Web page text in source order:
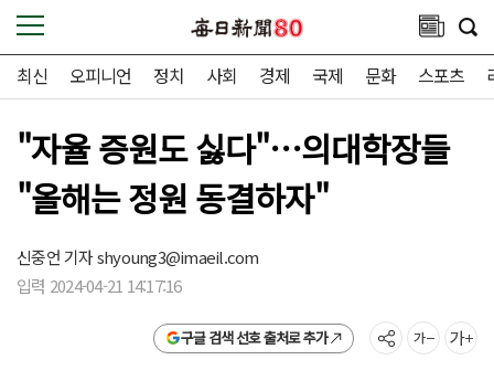
최신 오피니언 정치 사회 경제 국제 문화 스포츠
"자율 증원도 싫다"…의대학장들
"올해는 정원 동결하자"
신중언 기자shyoung3@imaeil.com
입력 2024-04-21 14:17:16
구글 검색 선호 출처로 추가